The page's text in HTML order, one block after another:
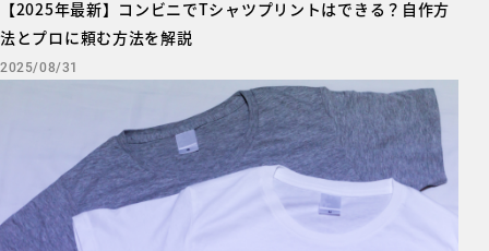
【2025年最新】コンビニでTシャツプリントはできる？自作方
法とプロに頼む方法を解説
2025/08/31